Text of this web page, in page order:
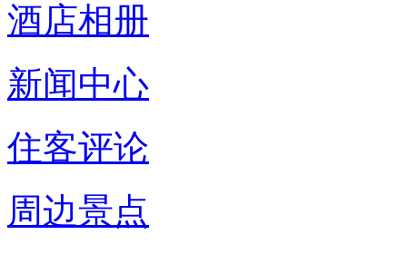
酒店相册
新闻中心
住客评论
周边景点